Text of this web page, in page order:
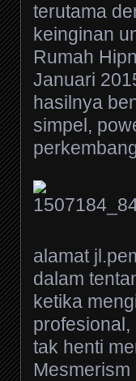
terutama
keinginan
Rumah
Januari
hasilnya
simpel,
alamat
dalam
ketika
tak henti